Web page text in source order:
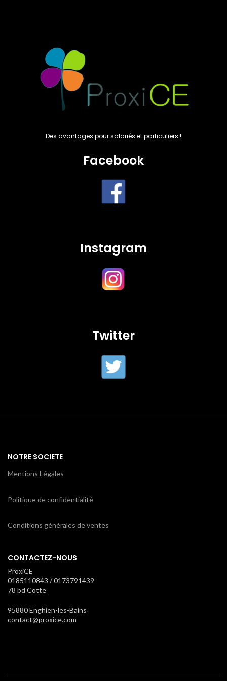
Des avantages pour salariés et particuliers !
Facebook
Instagram
Twitter
NOTRE SOCIETE
Mentions Légales
Politique de confidentialité
Conditions générales de ventes
CONTACTEZ-NOUS
ProxiCE
0185110843 / 0173791439
78 bd Cotte
95880 Enghien-les-Bains
contact@proxice.com